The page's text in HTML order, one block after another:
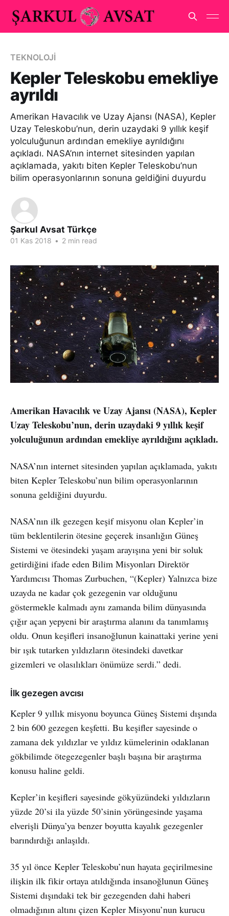
TEKNOLOJİ
Kepler Teleskobu emekliye
ayrıldı
Amerikan Havacılık ve Uzay Ajansı (NASA), Kepler
Uzay Teleskobu’nun, derin uzaydaki 9 yıllık keşif
yolculuğunun ardından emekliye ayrıldığını
açıkladı. NASA’nın internet sitesinden yapılan
açıklamada, yakıtı biten Kepler Teleskobu’nun
bilim operasyonlarının sonuna geldiğini duyurdu
Şarkul Avsat Türkçe
01 Kas 2018 • 2 min read
Amerikan Havacılık ve Uzay Ajansı (NASA), Kepler
Uzay Teleskobu’nun, derin uzaydaki 9 yıllık keşif
yolculuğunun ardından emekliye ayrıldığını açıkladı.
NASA’nın internet sitesinden yapılan açıklamada, yakıtı
biten Kepler Teleskobu’nun bilim operasyonlarının
sonuna geldiğini duyurdu.
NASA’nın ilk gezegen keşif misyonu olan Kepler’in
tüm beklentilerin ötesine geçerek insanlığın Güneş
Sistemi ve ötesindeki yaşam arayışına yeni bir soluk
getirdiğini ifade eden Bilim Misyonları Direktör
Yardımcısı Thomas Zurbuchen, “(Kepler) Yalnızca bize
uzayda ne kadar çok gezegenin var olduğunu
göstermekle kalmadı aynı zamanda bilim dünyasında
çığır açan yepyeni bir araştırma alanını da tanımlamış
oldu. Onun keşifleri insanoğlunun kainattaki yerine yeni
bir ışık tutarken yıldızların ötesindeki davetkar
gizemleri ve olasılıkları önümüze serdi.” dedi.
İlk gezegen avcısı
Kepler 9 yıllık misyonu boyunca Güneş Sistemi dışında
2 bin 600 gezegen keşfetti. Bu keşifler sayesinde o
zamana dek yıldızlar ve yıldız kümelerinin odaklanan
gökbilimde ötegezegenler başlı başına bir araştırma
konusu haline geldi.
Kepler’in keşifleri sayesinde gökyüzündeki yıldızların
yüzde 20’si ila yüzde 50’sinin yörüngesinde yaşama
elverişli Dünya’ya benzer boyutta kayalık gezegenler
barındırdığı anlaşıldı.
35 yıl önce Kepler Teleskobu’nun hayata geçirilmesine
ilişkin ilk fikir ortaya atıldığında insanoğlunun Güneş
Sistemi dışındaki tek bir gezegenden dahi haberi
olmadığının altını çizen Kepler Misyonu’nun kurucu